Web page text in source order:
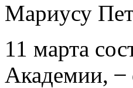
Мариусу
11 марта
Академии, ̶